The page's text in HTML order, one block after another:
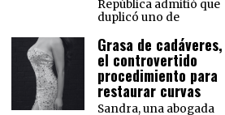
del país y lluvias muy fuertes en la
República admitió que
duplicó uno de
Grasa de cadáveres,
el controvertido
procedimiento para
restaurar curvas
Sandra, una abogada